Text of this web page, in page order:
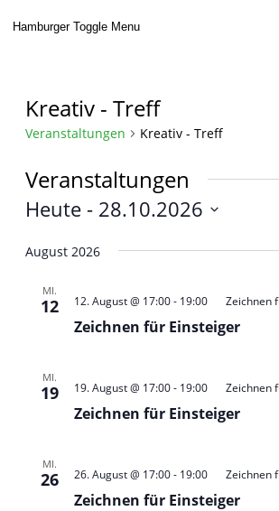
Hamburger Toggle Menu
Kreativ - Treff
Veranstaltungen Kreativ - Treff
Veranstaltungen
Heute - 28.10.2026
wählen.
August 2026
MI.
12
Zeichnen für Einsteiger
12. August @ 17:00- 19:00 Zeichnen
MI.
19
Zeichnen für Einsteiger
19. August @ 17:00- 19:00 Zeichnen
MI.
26
Zeichnen für Einsteiger
26. August @ 17:00- 19:00 Zeichnen